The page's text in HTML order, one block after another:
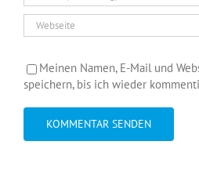
Meinen Namen, E-Mail und
speichern, bis ich wieder